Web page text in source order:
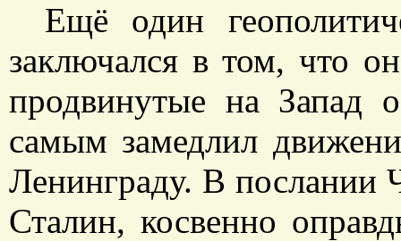
Ещё один
заключался в том, что
продвинутые на Запад
самым замедлил
Ленинграду. В послании
Сталин, косвенно